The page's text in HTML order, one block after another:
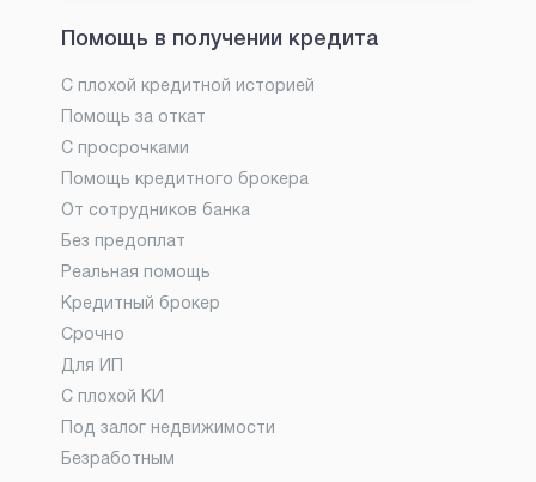
Помощь в получении кредита
С плохой кредитной историей
Помощь за откат
С просрочками
Помощь кредитного брокера
От сотрудников банка
Без предоплат
Реальная помощь
Кредитный брокер
Срочно
Для ИП
С плохой КИ
Под залог недвижимости
Безработным